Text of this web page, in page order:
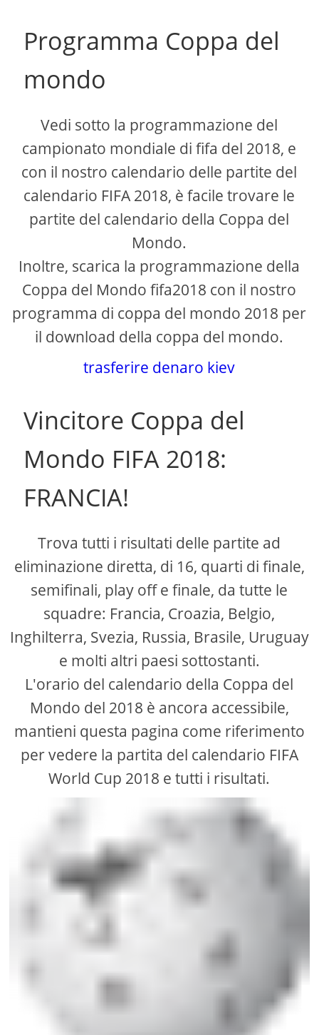
Programma Coppa del
mondo
Vedi sotto la programmazione del
campionato mondiale di fifa del 2018, e
con il nostro calendario delle partite del
calendario FIFA 2018, è facile trovare le
partite del calendario della Coppa del
Mondo.
Inoltre, scarica la programmazione della
Coppa del Mondo fifa2018 con il nostro
programma di coppa del mondo 2018 per
il download della coppa del mondo.
trasferire denaro kiev
Vincitore Coppa del
Mondo FIFA 2018:
FRANCIA!
Trova tutti i risultati delle partite ad
eliminazione diretta, di 16, quarti di finale,
semifinali, play off e finale, da tutte le
squadre: Francia, Croazia, Belgio,
Inghilterra, Svezia, Russia, Brasile, Uruguay
e molti altri paesi sottostanti.
L'orario del calendario della Coppa del
Mondo del 2018 è ancora accessibile,
mantieni questa pagina come riferimento
per vedere la partita del calendario FIFA
World Cup 2018 e tutti i risultati.